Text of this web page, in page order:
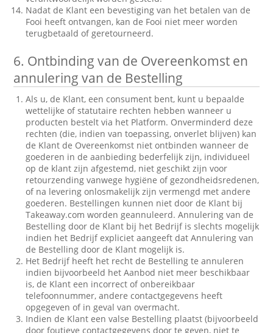
Nadat de Klant een bevestiging van het betalen van de
Fooi heeft ontvangen, kan de Fooi niet meer worden
terugbetaald of geretourneerd.
6. Ontbinding van de Overeenkomst en
annulering van de Bestelling
Als u, de Klant, een consument bent, kunt u bepaalde
wettelijke of statutaire rechten hebben wanneer u
producten bestelt via het Platform. Onverminderd deze
rechten (die, indien van toepassing, onverlet blijven) kan
de Klant de Overeenkomst niet ontbinden wanneer de
goederen in de aanbieding bederfelijk zijn, individueel
op de klant zijn afgestemd, niet geschikt zijn voor
retourzending vanwege hygiëne of gezondheidsredenen,
of na levering onlosmakelijk zijn vermengd met andere
goederen. Bestellingen kunnen niet door de Klant bij
Takeaway.com worden geannuleerd. Annulering van de
Bestelling door de Klant bij het Bedrijf is slechts mogelijk
indien het Bedrijf expliciet aangeeft dat Annulering van
de Bestelling door de Klant mogelijk is.
Het Bedrijf heeft het recht de Bestelling te annuleren
indien bijvoorbeeld het Aanbod niet meer beschikbaar
is, de Klant een incorrect of onbereikbaar
telefoonnummer, andere contactgegevens heeft
opgegeven of in geval van overmacht.
Indien de Klant een valse Bestelling plaatst (bijvoorbeeld
door foutieve contactgegevens door te geven, niet te